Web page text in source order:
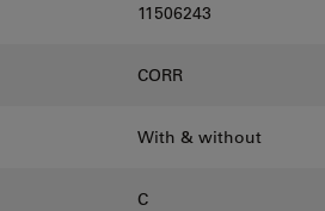
11506243
CORR
With & without
C